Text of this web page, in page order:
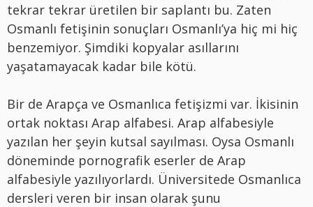
tekrar tekrar üretilen bir saplantı bu. Zaten
Osmanlı fetişinin sonuçları Osmanlı’ya hiç mi hiç
benzemiyor. Şimdiki kopyalar asıllarını
yaşatamayacak kadar bile kötü.
Bir de Arapça ve Osmanlıca fetişizmi var. İkisinin
ortak noktası Arap alfabesi. Arap alfabesiyle
yazılan her şeyin kutsal sayılması. Oysa Osmanlı
döneminde pornografik eserler de Arap
alfabesiyle yazılıyorlardı. Üniversitede Osmanlıca
dersleri veren bir insan olarak şunu